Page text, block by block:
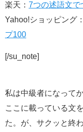
楽天： 7つの述語文で
Yahoo!ショッピング：
プ100
[/su_note]
私は中級者になって
ここに載っている文
た。が、サクッと終